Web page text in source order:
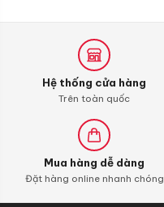
Hệ thống cửa hàng
Trên toàn quốc
Mua hàng dễ dàng
Đặt hàng online nhanh chóng